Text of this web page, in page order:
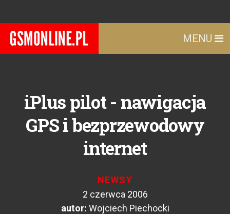
MENU
iPlus pilot - nawigacja
GPS i bezprzewodowy
internet
NEWSY
2 czerwca 2006
autor: Wojciech Piechocki